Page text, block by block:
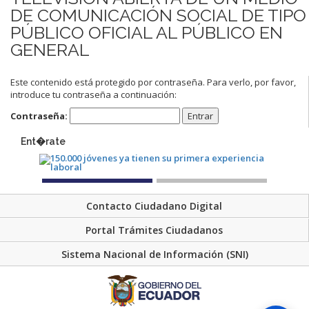
DE COMUNICACIÓN SOCIAL DE TIPO
PÚBLICO OFICIAL AL PÚBLICO EN
GENERAL
Este contenido está protegido por contraseña. Para verlo, por favor,
introduce tu contraseña a continuación:
Contraseña:
Ent�rate
Contacto Ciudadano Digital
Portal Trámites Ciudadanos
Sistema Nacional de Información (SNI)